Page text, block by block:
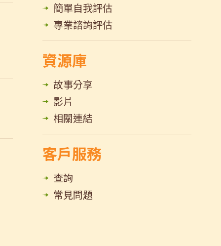
簡單自我評估
專業諮詢評估
資源庫
故事分享
影片
相關連結
客戶服務
查詢
常見問題